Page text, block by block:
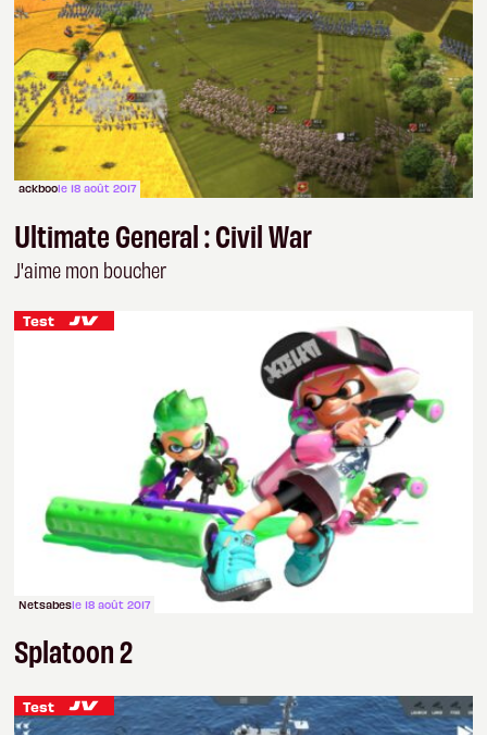
ackboole 18 août 2017
Ultimate General : Civil War
J'aime mon boucher
Test
Netsabesle 18 août 2017
Splatoon 2
Test